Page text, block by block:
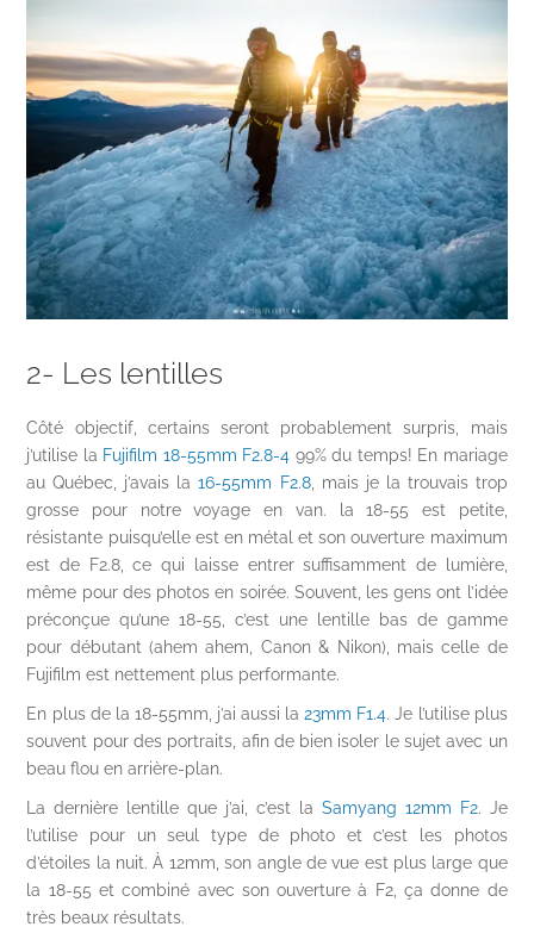
2- Les lentilles
Côté objectif, certains seront probablement surpris, mais
j’utilise la Fujifilm 18-55mm F2.8-4 99% du temps! En mariage
au Québec, j’avais la16-55mm F2.8, mais je la trouvais trop
grosse pour notre voyage en van. la 18-55 est petite,
résistante puisqu’elle est en métal et son ouverture maximum
est de F2.8, ce qui laisse entrer suffisamment de lumière,
même pour des photos en soirée. Souvent, les gens ont l’idée
préconçue qu’une 18-55, c’est une lentille bas de gamme
pour débutant (ahem ahem, Canon & Nikon), mais celle de
Fujifilm est nettement plus performante.
En plus de la 18-55mm, j’ai aussi la23mm F1.4. Je l’utilise plus
souvent pour des portraits, afin de bien isoler le sujet avec un
beau flou en arrière-plan.
La dernière lentille que j’ai, c’est la Samyang 12mm F2. Je
l’utilise pour un seul type de photo et c’est les photos
d’étoiles la nuit. À 12mm, son angle de vue est plus large que
la 18-55 et combiné avec son ouverture à F2, ça donne de
très beaux résultats.